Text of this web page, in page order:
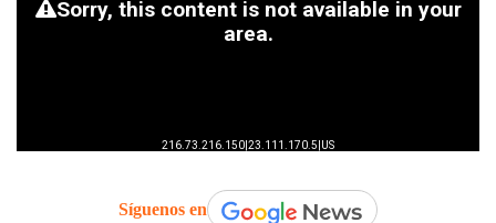
Síguenos en